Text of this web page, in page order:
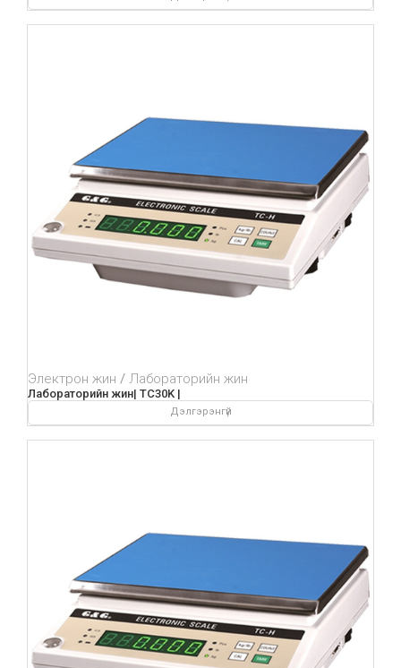
Электрон жин Лабораторийн жин
Лабораторийн жин| TC30K |
Дэлгэрэнгүй